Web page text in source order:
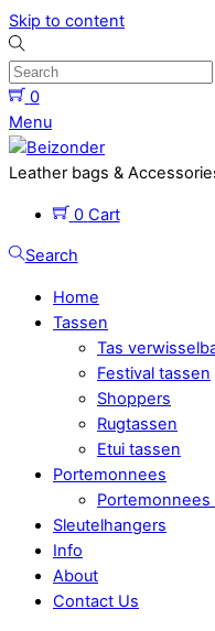
Skip to content
0
Menu
Leather bags &
0 Cart
Search
Home
Tassen
Tas
Festival tassen
Shoppers
Rugtassen
Etui tassen
Portemonnees
Portemonnees
Sleutelhangers
Info
About
Contact Us